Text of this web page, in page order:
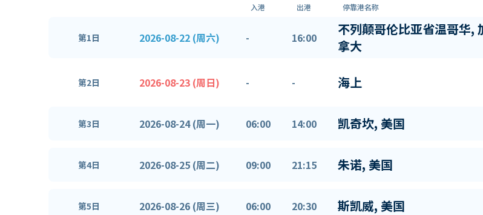
入港 出港 停靠港名称
第1日 2026-08-22 (周六) - 16:00
不列颠哥伦比亚省温哥华,
拿大
第2日 2026-08-23 (周日) - - 海上
第3日 2026-08-24 (周一) 06:00 14:00 凯奇坎, 美国
第4日 2026-08-25 (周二) 09:00 21:15 朱诺, 美国
第5日 2026-08-26 (周三) 06:00 20:30 斯凯威, 美国